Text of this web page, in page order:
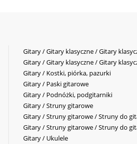
Gitary / Gitary klasyczne / Gitary
Gitary / Gitary klasyczne / Gitary
Gitary / Kostki, piórka, pazurki
Gitary / Paski gitarowe
Gitary / Podnóżki, podgitarniki
Gitary / Struny gitarowe
Gitary / Struny gitarowe / Struny do
Gitary / Struny gitarowe / Struny do
Gitary / Ukulele